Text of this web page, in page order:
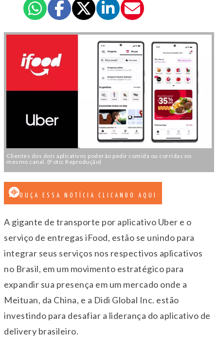
Clientes dos dois aplicativos poderão pedir comida ou corridas no
mesmo canal. (Foto: Reprodução)
OUÇA ESSA NOTÍCIA CLICANDO AQUI
A gigante de transporte por aplicativo Uber e o
serviço de entregas iFood, estão se unindo para
integrar seus serviços nos respectivos aplicativos
no Brasil, em um movimento estratégico para
expandir sua presença em um mercado onde a
Meituan, da China, e a Didi Global Inc. estão
investindo para desafiar a liderança do aplicativo de
delivery brasileiro.